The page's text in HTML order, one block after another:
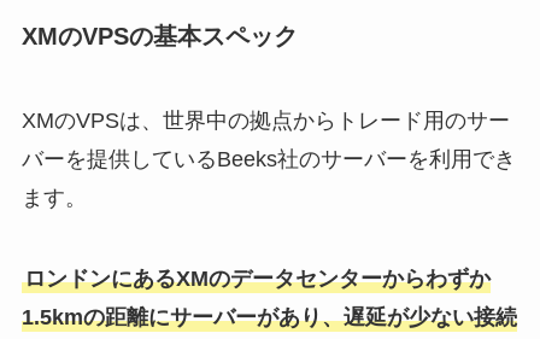
XMのVPSの基本スペック
XMのVPSは、世界中の拠点からトレード用のサー
バーを提供しているBeeks社のサーバーを利用でき
ます。
ロンドンにあるXMのデータセンターからわずか
1.5kmの距離にサーバーがあり、遅延が少ない接続